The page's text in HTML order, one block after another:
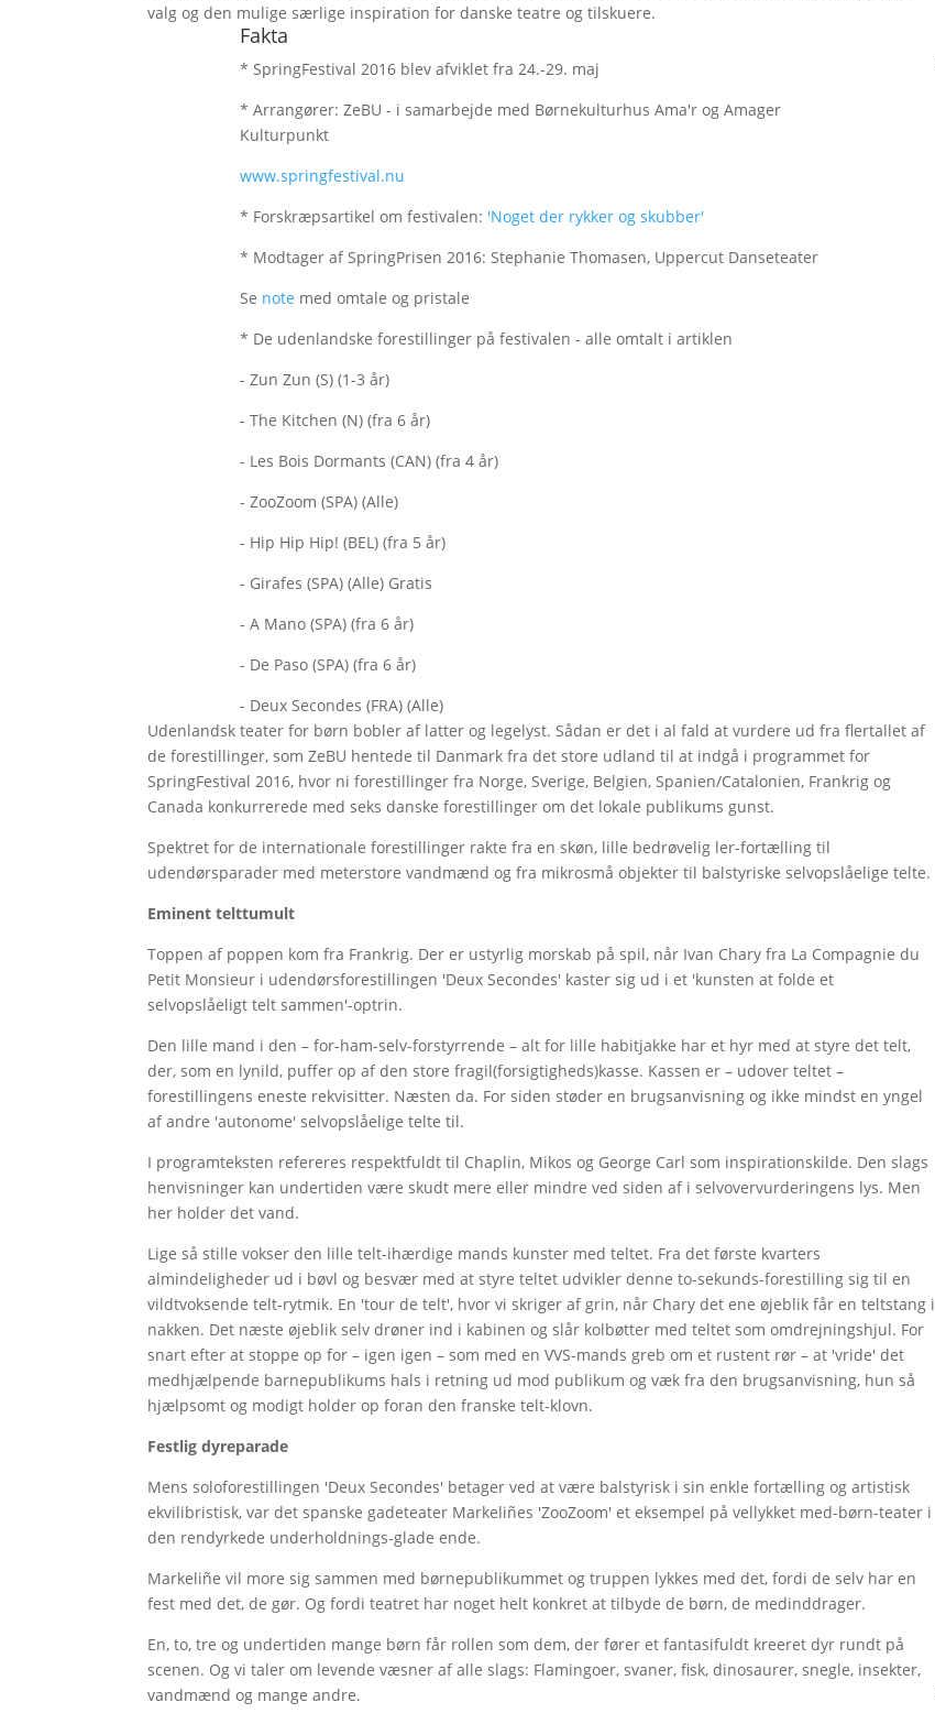
valg og den mulige særlige inspiration for danske teatre og tilskuere.
Fakta
* SpringFestival 2016 blev afviklet fra 24.-29. maj
* Arrangører: ZeBU - i samarbejde med Børnekulturhus Ama'r og Amager
Kulturpunkt
www.springfestival.nu
* Forskræpsartikel om festivalen: 'Noget der rykker og skubber'
* Modtager af SpringPrisen 2016: Stephanie Thomasen, Uppercut Danseteater
Se note med omtale og pristale
* De udenlandske forestillinger på festivalen - alle omtalt i artiklen
- Zun Zun (S) (1-3 år)
- The Kitchen (N) (fra 6 år)
- Les Bois Dormants (CAN) (fra 4 år)
- ZooZoom (SPA) (Alle)
- Hip Hip Hip! (BEL) (fra 5 år)
- Girafes (SPA) (Alle) Gratis
- A Mano (SPA) (fra 6 år)
- De Paso (SPA) (fra 6 år)
- Deux Secondes (FRA) (Alle)
Udenlandsk teater for børn bobler af latter og legelyst. Sådan er det i al fald at vurdere ud fra flertallet af
de forestillinger, som ZeBU hentede til Danmark fra det store udland til at indgå i programmet for
SpringFestival 2016, hvor ni forestillinger fra Norge, Sverige, Belgien, Spanien/Catalonien, Frankrig og
Canada konkurrerede med seks danske forestillinger om det lokale publikums gunst.
Spektret for de internationale forestillinger rakte fra en skøn, lille bedrøvelig ler-fortælling til
udendørsparader med meterstore vandmænd og fra mikrosmå objekter til balstyriske selvopslåelige telte.
Eminent telttumult
Toppen af poppen kom fra Frankrig. Der er ustyrlig morskab på spil, når Ivan Chary fra La Compagnie du
Petit Monsieur i udendørsforestillingen 'Deux Secondes' kaster sig ud i et 'kunsten at folde et
selvopslåeligt telt sammen'-optrin.
Den lille mand i den – for-ham-selv-forstyrrende – alt for lille habitjakke har et hyr med at styre det telt,
der, som en lynild, puffer op af den store fragil(forsigtigheds)kasse. Kassen er – udover teltet –
forestillingens eneste rekvisitter. Næsten da. For siden støder en brugsanvisning og ikke mindst en yngel
af andre 'autonome' selvopslåelige telte til.
I programteksten refereres respektfuldt til Chaplin, Mikos og George Carl som inspirationskilde. Den slags
henvisninger kan undertiden være skudt mere eller mindre ved siden af i selvovervurderingens lys. Men
her holder det vand.
Lige så stille vokser den lille telt-ihærdige mands kunster med teltet. Fra det første kvarters
almindeligheder ud i bøvl og besvær med at styre teltet udvikler denne to-sekunds-forestilling sig til en
vildtvoksende telt-rytmik. En 'tour de telt', hvor vi skriger af grin, når Chary det ene øjeblik får en teltstang i
nakken. Det næste øjeblik selv drøner ind i kabinen og slår kolbøtter med teltet som omdrejningshjul. For
snart efter at stoppe op for – igen igen – som med en VVS-mands greb om et rustent rør – at 'vride' det
medhjælpende barnepublikums hals i retning ud mod publikum og væk fra den brugsanvisning, hun så
hjælpsomt og modigt holder op foran den franske telt-klovn.
Festlig dyreparade
Mens soloforestillingen 'Deux Secondes' betager ved at være balstyrisk i sin enkle fortælling og artistisk
ekvilibristisk, var det spanske gadeteater Markeliñes 'ZooZoom' et eksempel på vellykket med-børn-teater i
den rendyrkede underholdnings-glade ende.
Markeliñe vil more sig sammen med børnepublikummet og truppen lykkes med det, fordi de selv har en
fest med det, de gør. Og fordi teatret har noget helt konkret at tilbyde de børn, de medinddrager.
En, to, tre og undertiden mange børn får rollen som dem, der fører et fantasifuldt kreeret dyr rundt på
scenen. Og vi taler om levende væsner af alle slags: Flamingoer, svaner, fisk, dinosaurer, snegle, insekter,
vandmænd og mange andre.